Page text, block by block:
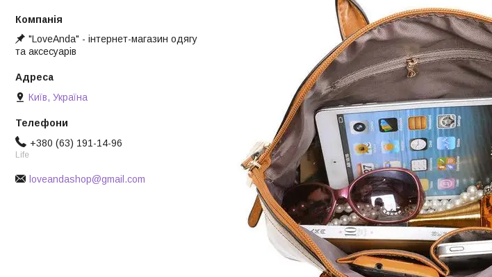
"LoveAnda" - інтернет-магазин одягу
та аксесуарів
Київ, Україна
+380 (63) 191-14-96
Life
loveandashop@gmail.com